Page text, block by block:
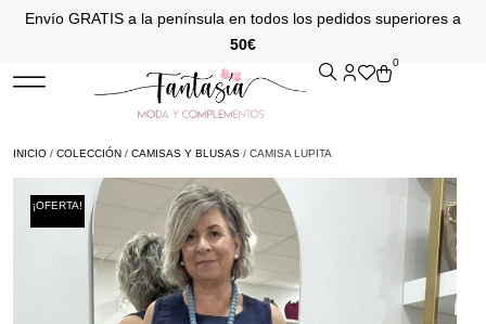
Envío GRATIS a la península en todos los pedidos superiores a
50€
0
INICIO / COLECCIÓN / CAMISAS Y BLUSAS / CAMISA LUPITA
¡OFERTA!